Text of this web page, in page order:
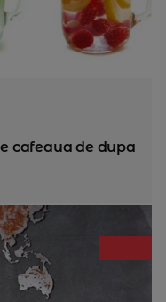
cafeaua de dupa